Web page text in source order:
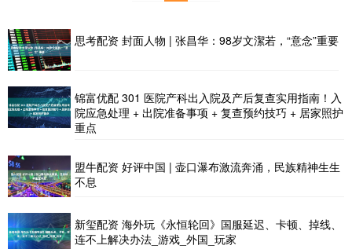
思考配资 封面人物 | 张昌华：98岁文潔若，“意念”重要
锦富优配 301 医院产科出入院及产后复查实用指南！入
院应急处理 + 出院准备事项 + 复查预约技巧 + 居家照护
重点
盟牛配资 好评中国 | 壶口瀑布激流奔涌，民族精神生生
不息
新玺配资 海外玩《永恒轮回》国服延迟、卡顿、掉线、
连不上解决办法_游戏_外国_玩家